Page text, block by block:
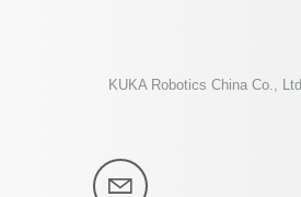
KUKA Robotics China Co.,